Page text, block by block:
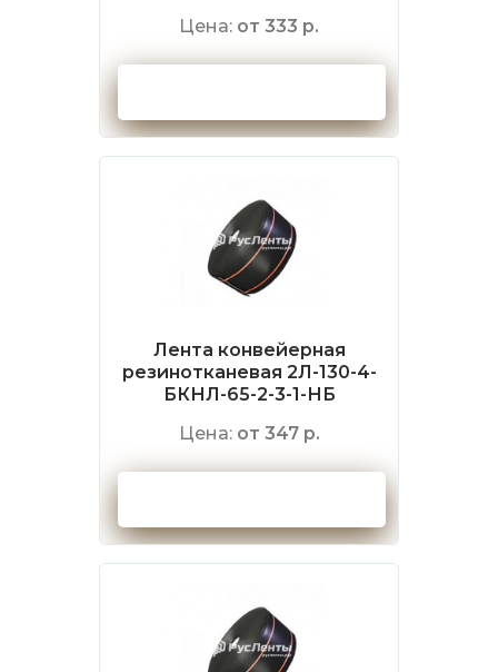
Цена: от 333 р.
Лента конвейерная
резинотканевая 2Л-130-4-
БКНЛ-65-2-3-1-НБ
Цена: от 347 р.